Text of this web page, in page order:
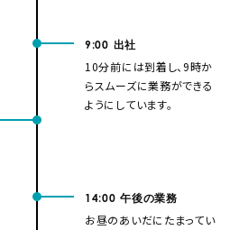
9:00 出社
10分前には到着し、9時か
らスムーズに業務ができる
ようにしています。
14:00 午後の業務
お昼のあいだにたまってい